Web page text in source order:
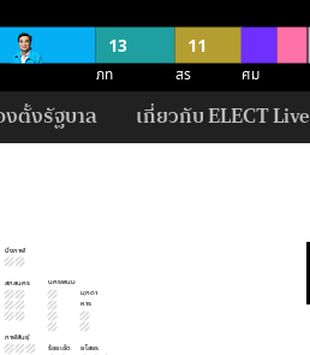
13 11
ภท สร ศม
เจน
ตั้งรัฐบาล เกี่ยวกับ ELECT Live
สกลนคร นครพนม
กาฬสินธุ์
มุกดา
หาร
บึงกาฬ
ยโสธร
ร้อยเอ็ด